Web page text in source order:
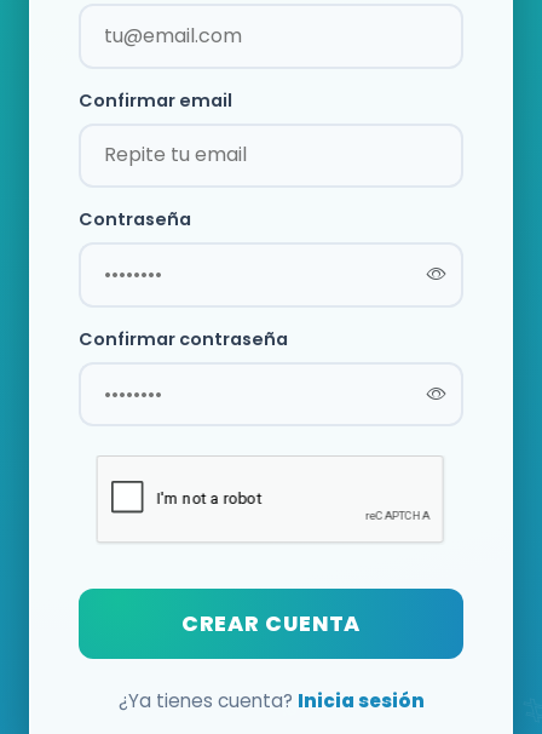
Confirmar email
Contraseña
Confirmar contraseña
CREAR CUENTA
¿Ya tienes cuenta? Inicia sesión